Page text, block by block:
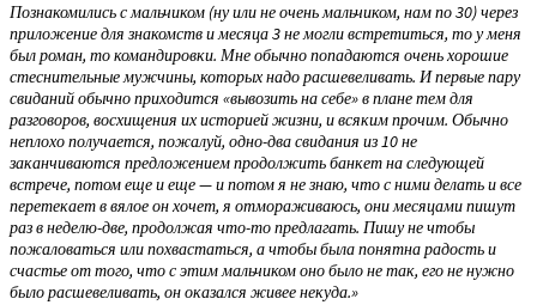
Познакомились с мальчиком (ну или не очень мальчиком, нам по 30) через
приложение для знакомств и месяца 3 не могли встретиться, то у меня
был роман, то командировки. Мне обычно попадаются очень хорошие
стеснительные мужчины, которых надо расшевеливать. И первые пару
свиданий обычно приходится «вывозить на себе» в плане тем для
разговоров, восхищения их историей жизни, и всяким прочим. Обычно
неплохо получается, пожалуй, одно-два свидания из 10 не
заканчиваются предложением продолжить банкет на следующей
встрече, потом еще и еще — и потом я не знаю, что с ними делать и все
перетекает в вялое он хочет, я отмораживаюсь, они месяцами пишут
раз в неделю-две, продолжая что-то предлагать. Пишу не чтобы
пожаловаться или похвастаться, а чтобы была понятна радость и
счастье от того, что с этим мальчиком оно было не так, его не нужно
было расшевеливать, он оказался живее некуда.»